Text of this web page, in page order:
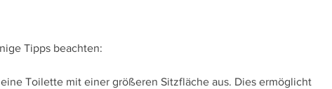
Tipps beachten:
eine Toilette mit einer größeren Sitzfläche aus. Dies ermöglicht